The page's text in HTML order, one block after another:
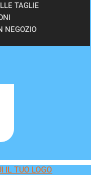
TAGLIE
NEGOZIO
IL TUO LOGO